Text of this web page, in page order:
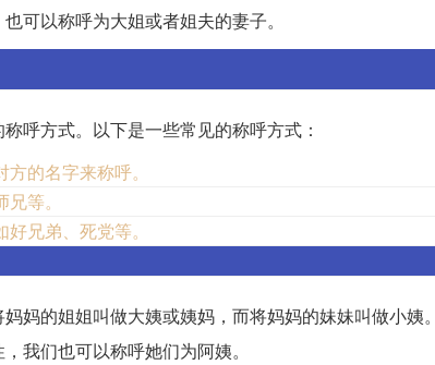
可以称呼为大姐或者姐夫的妻子。
呼方式。以下是一些常见的称呼方式：
的名字来称呼。
等。
兄弟、死党等。
妈的姐姐叫做大姨或姨妈，而将妈妈的妹妹叫做小姨
我们也可以称呼她们为阿姨。